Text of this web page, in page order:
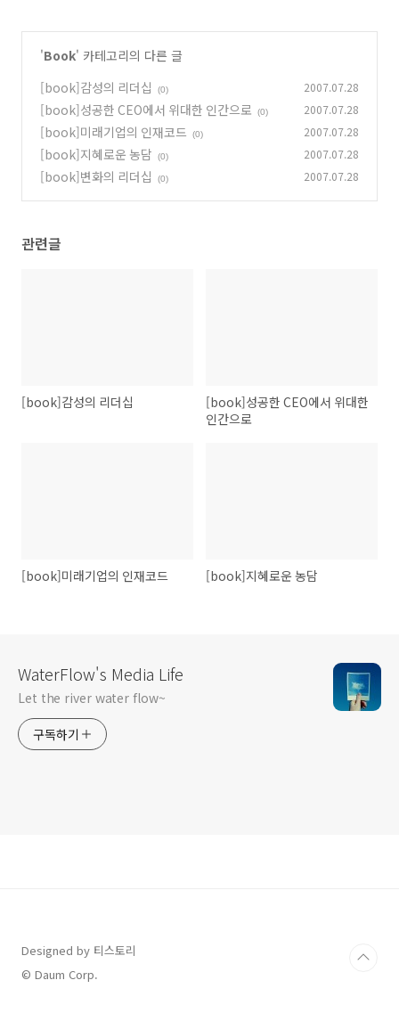
'Book' 카테고리의 다른 글
[book]감성의 리더십
(0) 2007.07.28
[book]성공한 CEO에서 위대한 인간으로 (0) 2007.07.28
[book]미래기업의 인재코드 (0) 2007.07.28
[book]지혜로운 농담 (0) 2007.07.28
[book]변화의 리더십 (0) 2007.07.28
관련글
[book]감성의 리더십
[book]성공한 CEO에서 위대한
인간으로
[book]미래기업의 인재코드 [book]지혜로운 농담
WaterFlow's Media Life
Let the river water flow~
구독하기
Designed by 티스토리
© Daum Corp.